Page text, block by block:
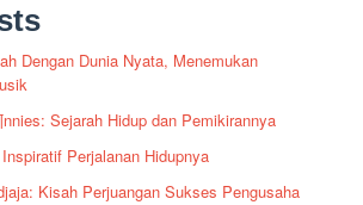
Dengan Dunia Nyata, Menemukan
Sejarah Hidup dan Pemikirannya
Perjalanan Hidupnya
Kisah Perjuangan Sukses Pengusaha